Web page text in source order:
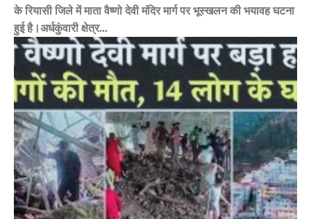
के रियासी जिले में माता वैष्णो देवी मंदिर मार्ग पर भूस्खलन की भयावह घटना
हुई है।अर्धकुंवारी क्षेत्र...